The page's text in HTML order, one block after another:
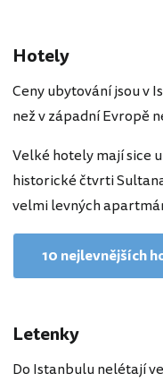
Hotely
Ceny ubytování jsou v
než v západní Evropě
Velké hotely mají sice
historické čtvrti
velmi levných
10 nejlevnějších
Letenky
Do Istanbulu nelétají